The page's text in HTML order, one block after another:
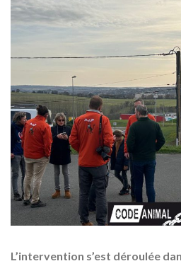
L’intervention s’est déroulée